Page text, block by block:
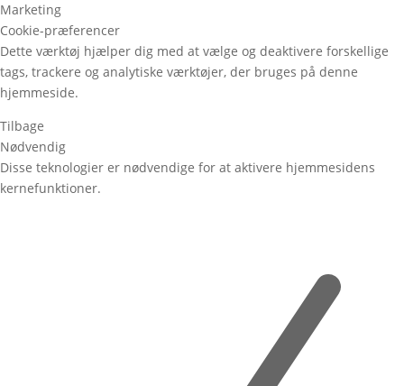
Marketing
Cookie-præferencer
Dette værktøj hjælper dig med at vælge og deaktivere forskellige
tags, trackere og analytiske værktøjer, der bruges på denne
hjemmeside.
Tilbage
Nødvendig
Disse teknologier er nødvendige for at aktivere hjemmesidens
kernefunktioner.